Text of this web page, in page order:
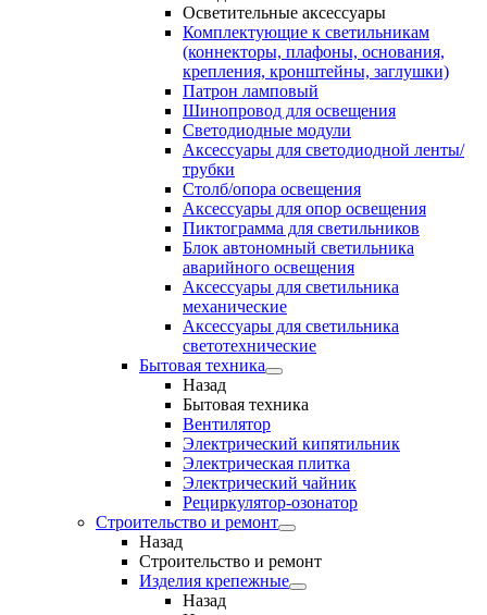
Осветительные аксессуары
Комплектующие к светильникам
(коннекторы, плафоны, основания,
крепления, кронштейны, заглушки)
Патрон ламповый
Шинопровод для освещения
Светодиодные модули
Аксессуары для светодиодной ленты/
трубки
Столб/опора освещения
Аксессуары для опор освещения
Пиктограмма для светильников
Блок автономный светильника
аварийного освещения
Аксессуары для светильника
механические
Аксессуары для светильника
светотехнические
Бытовая техника
Назад
Бытовая техника
Вентилятор
Электрический кипятильник
Электрическая плитка
Электрический чайник
Рециркулятор-озонатор
Строительство и ремонт
Назад
Строительство и ремонт
Изделия крепежные
Назад